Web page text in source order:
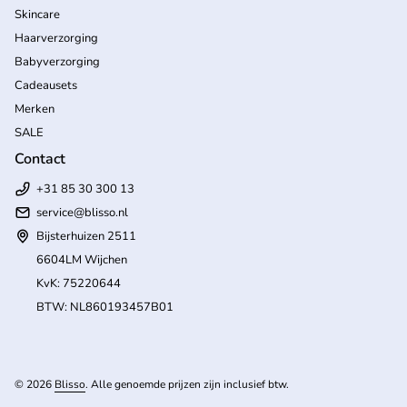
Skincare
Haarverzorging
Babyverzorging
Cadeausets
Merken
SALE
Contact
+31 85 30 300 13
service@blisso.nl
Bijsterhuizen 2511
6604LM Wijchen
KvK: 75220644
BTW: NL860193457B01
© 2026 Blisso. Alle genoemde prijzen zijn inclusief btw.